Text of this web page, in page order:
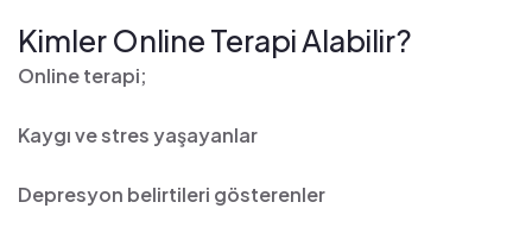
Kimler Online Terapi Alabilir?
Online terapi;
Kaygı ve stres yaşayanlar
Depresyon belirtileri gösterenler